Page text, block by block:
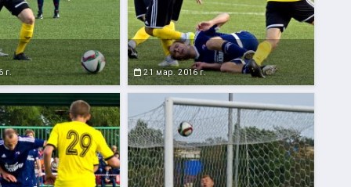
г. 21 мар. 2016 г.